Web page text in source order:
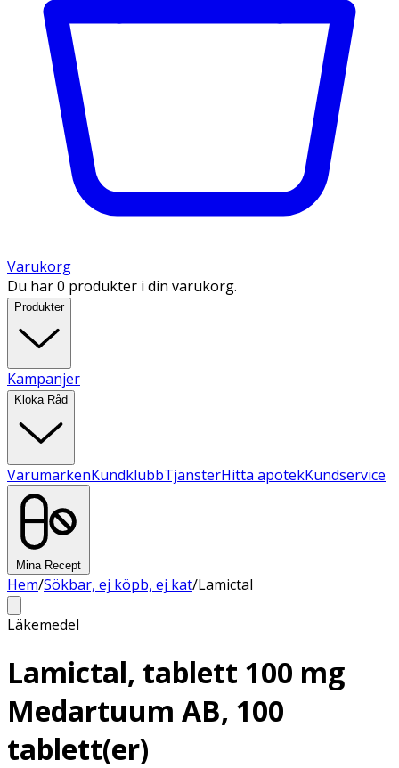
Varukorg
Du har 0 produkter i din varukorg.
Produkter
Kampanjer
Kloka Råd
VarumärkenKundklubbTjänsterHitta apotekKundservice
Mina Recept
Hem/Sökbar, ej köpb, ej kat/Lamictal
Läkemedel
Lamictal, tablett 100 mg
Medartuum AB, 100
tablett(er)